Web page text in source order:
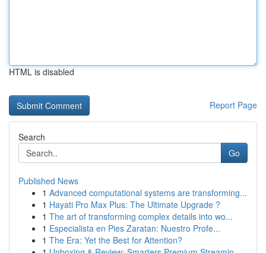
HTML is disabled
Report Page
Search
Go
Published News
1 Advanced computational systems are transforming...
1 Hayati Pro Max Plus: The Ultimate Upgrade ?
1 The art of transforming complex details into wo...
1 Especialista en Pies Zaratan: Nuestro Profe...
1 The Era: Yet the Best for Attention?